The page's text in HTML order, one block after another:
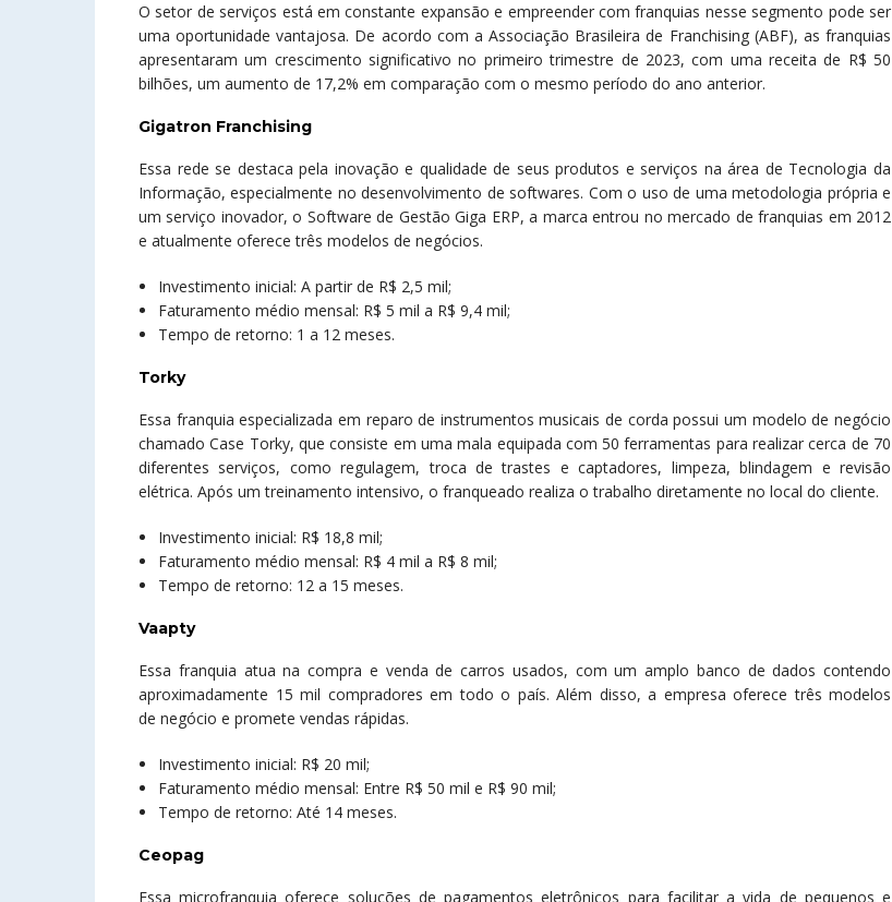
O setor de serviços está em constante expansão e empreender com franquias nesse segmento pode ser
uma oportunidade vantajosa. De acordo com a Associação Brasileira de Franchising (ABF), as franquias
apresentaram um crescimento significativo no primeiro trimestre de 2023, com uma receita de R$ 50
bilhões, um aumento de 17,2% em comparação com o mesmo período do ano anterior.
Gigatron Franchising
Essa rede se destaca pela inovação e qualidade de seus produtos e serviços na área de Tecnologia da
Informação, especialmente no desenvolvimento de softwares. Com o uso de uma metodologia própria e
um serviço inovador, o Software de Gestão Giga ERP, a marca entrou no mercado de franquias em 2012
e atualmente oferece três modelos de negócios.
Investimento inicial: A partir de R$ 2,5 mil;
Faturamento médio mensal: R$ 5 mil a R$ 9,4 mil;
Tempo de retorno: 1 a 12 meses.
Torky
Essa franquia especializada em reparo de instrumentos musicais de corda possui um modelo de negócio
chamado Case Torky, que consiste em uma mala equipada com 50 ferramentas para realizar cerca de 70
diferentes serviços, como regulagem, troca de trastes e captadores, limpeza, blindagem e revisão
elétrica. Após um treinamento intensivo, o franqueado realiza o trabalho diretamente no local do cliente.
Investimento inicial: R$ 18,8 mil;
Faturamento médio mensal: R$ 4 mil a R$ 8 mil;
Tempo de retorno: 12 a 15 meses.
Vaapty
Essa franquia atua na compra e venda de carros usados, com um amplo banco de dados contendo
aproximadamente 15 mil compradores em todo o país. Além disso, a empresa oferece três modelos
de negócio e promete vendas rápidas.
Investimento inicial: R$ 20 mil;
Faturamento médio mensal: Entre R$ 50 mil e R$ 90 mil;
Tempo de retorno: Até 14 meses.
Ceopag
Essa microfranquia oferece soluções de pagamentos eletrônicos para facilitar a vida de pequenos e